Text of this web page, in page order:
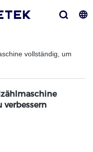
vollständig, um
verbessern